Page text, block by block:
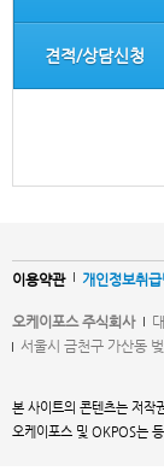
견적/상담신청
이용약관 개인정보취
오케이포스 주식회사
서울시 금천구 가산동
본 사이트의 콘텐츠는 저작
오케이포스 및 OKPOS